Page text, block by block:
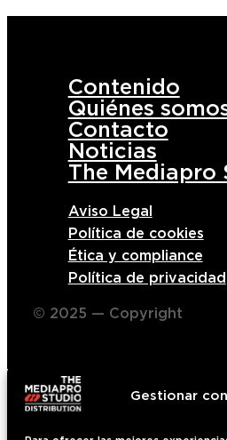
Gestionar
Contenido
Quiénes
Contacto
Noticias
The Mediapro
Aviso Legal
Política de cookies
Ética y compliance
Política de privacidad
© 2025 — Copyright